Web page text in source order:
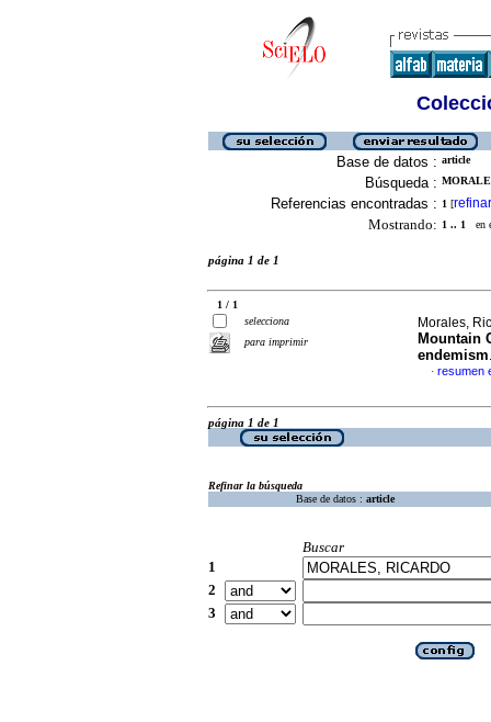
Base de datos : article
Búsqueda :
Referencias encontradas : 1 [refinar
Mostrando: 1 .. 1 en
página 1 de 1
1 / 1
selecciona
para imprimir
Morales,
Mountain
endemism
· resumen
página 1 de 1
Refinar la búsqueda
Base de datos : article
Buscar
1
2
3